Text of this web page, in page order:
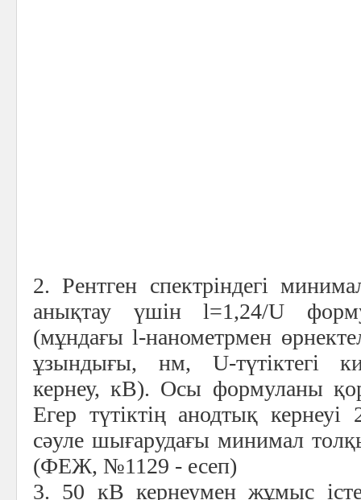
2. Рентген спектріндегі
анықтау үшін l=1,24/U
(мұндағыl-нанометрмен
ұзындығы, нм, U-түтіктегі
кернеу, кВ). Осы формуланы
Егер түтіктің анодтық
сәуле шығарудағы минимал
(ФЕЖ, №1129 - есеп)
3. 50 кВ кернеумен жұмыс